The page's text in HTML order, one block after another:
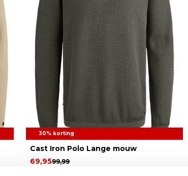
30% korting
Cast Iron Polo Lange mouw
99,99
69,95